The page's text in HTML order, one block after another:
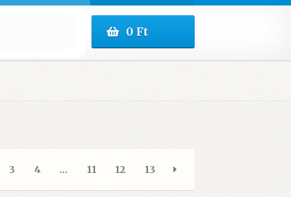
0Ft
3 4 … 11 12 13